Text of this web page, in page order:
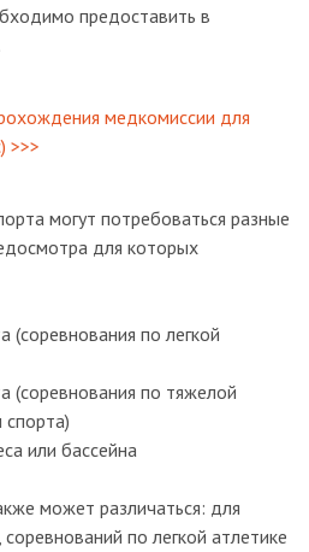
предоставить в
медкомиссии для
>>>
могут потребоваться разные
для которых
(соревнования по легкой
(соревнования по тяжелой
или бассейна
может различаться: для
по легкой атлетике